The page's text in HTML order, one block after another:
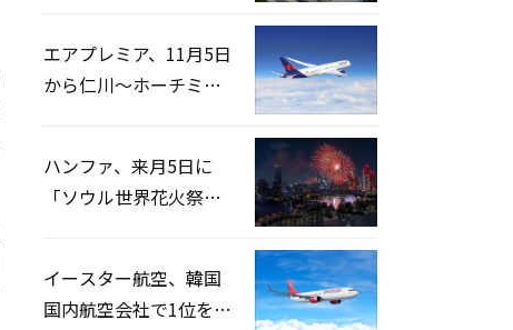
エアプレミア、11月5日
から仁川〜ホーチミン
ハンファ、来月5日に
「ソウル世界花火祭り
イースター航空、韓国
国内航空会社で1位を記